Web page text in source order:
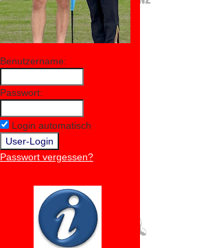
Benutzername:
Passwort:
Login automatisch
Passwort vergessen?